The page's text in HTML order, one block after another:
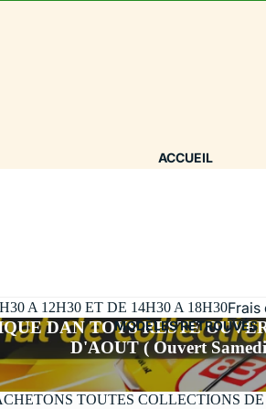
ACCUEIL
MODÈLES RETROUVÉS
A 12H30 ET DE 14H30 A 18H30
DAN TOYS RESTE
D'AOUT ( Ouvert
TOUTES COLLECTIONS